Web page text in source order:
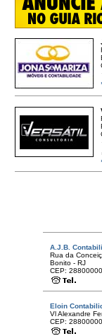
A.J.B.
Rua da
Bonito - RJ
CEP: 28800000
Eloin
Vl Alexandre
CEP: 28800000